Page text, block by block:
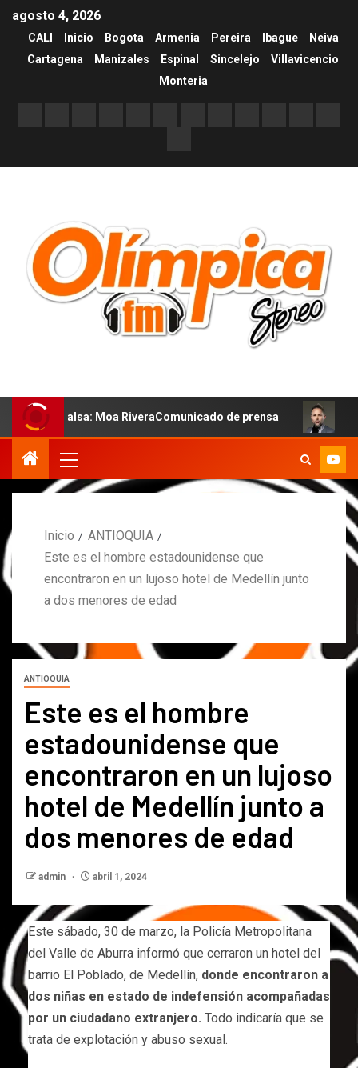
agosto 4, 2026
CALI Inicio Bogota Armenia Pereira Ibague
Neiva
Cartagena
Manizales Espinal Sincelejo
Villavicencio
Monteria
Moa RiveraComunicado de prensa MARCOS
Inicio
ANTIOQUIA
Este es el hombre estadounidense que
encontraron en un lujoso hotel de Medellín junto
a dos menores de edad
ANTIOQUIA
Este es el hombre
estadounidense que
encontraron en un lujoso
hotel de Medellín junto a
dos menores de edad
admin abril 1, 2024
Este sábado, 30 de marzo, la Policía Metropolitana
del Valle de Aburra informó que cerraron un hotel del
barrio El Poblado, de Medellín, donde encontraron a
dos niñas en estado de indefensión acompañadas
por un ciudadano extranjero. Todo indicaría que se
trata de explotación y abuso sexual.